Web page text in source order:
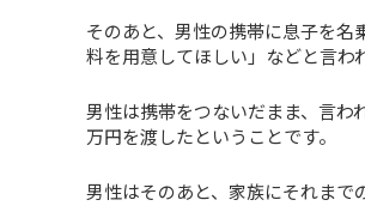
そのあと、男性の携帯に息子を
料を用意してほしい」などと言わ
男性は携帯をつないだまま、言わ
万円を渡したということです。
男性はそのあと、家族にそれまで